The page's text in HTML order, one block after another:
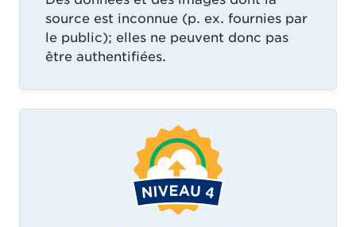
source est inconnue (p. ex. fournies par
le public); elles ne peuvent donc pas
être authentifiées.